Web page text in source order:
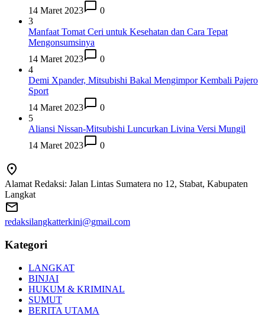
14 Maret 2023
0
3
Manfaat Tomat Ceri untuk Kesehatan dan Cara Tepat
Mengonsumsinya
14 Maret 2023
0
4
Demi Xpander, Mitsubishi Bakal Mengimpor Kembali Pajero
Sport
14 Maret 2023
0
5
Aliansi Nissan-Mitsubishi Luncurkan Livina Versi Mungil
14 Maret 2023
0
Alamat Redaksi: Jalan Lintas Sumatera no 12, Stabat, Kabupaten
Langkat
redaksilangkatterkini@gmail.com
Kategori
LANGKAT
BINJAI
HUKUM & KRIMINAL
SUMUT
BERITA UTAMA